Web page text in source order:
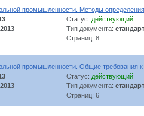
промышленности. Методы
Статус: действующий
Тип документа: стандарт
Страниц: 8
промышленности. Общие требования
Статус: действующий
Тип документа: стандарт
Страниц: 6